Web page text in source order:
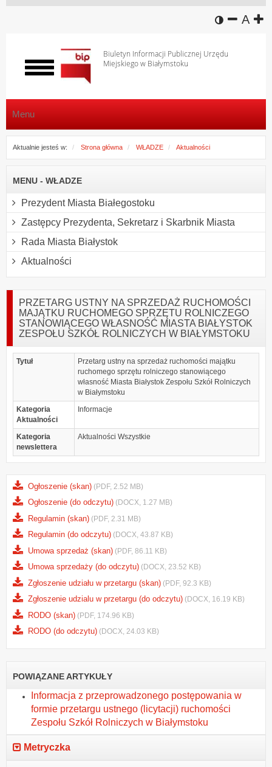
wersja
A
Biuletyn Informacji Publicznej Urzędu
Miejskiego w Białymstoku
Włącz
menu
Menu
Aktualnie jesteś w: Strona główna WŁADZE Aktualności
MENU - WŁADZE
Prezydent Miasta Białegostoku
Zastępcy Prezydenta, Sekretarz i Skarbnik Miasta
Rada Miasta Białystok
Aktualności
PRZETARG USTNY NA SPRZEDAŻ RUCHOMOŚCI
MAJĄTKU RUCHOMEGO SPRZĘTU ROLNICZEGO
STANOWIĄCEGO WŁASNOŚĆ MIASTA BIAŁYSTOK
ZESPOŁU SZKÓŁ ROLNICZYCH W BIAŁYMSTOKU
Tytuł
Przetarg ustny na sprzedaż ruchomości majątku
ruchomego sprzętu rolniczego stanowiącego
własność Miasta Białystok Zespołu Szkół Rolniczych
w Białymstoku
Kategoria
Aktualności
Informacje
Kategoria
newslettera
Aktualności Wszystkie
Ogłoszenie (skan) (PDF, 2.52 MB)
Ogłoszenie (do odczytu) (DOCX, 1.27 MB)
Regulamin (skan) (PDF, 2.31 MB)
Regulamin (do odczytu) (DOCX, 43.87 KB)
Umowa sprzedaż (skan) (PDF, 86.11 KB)
Umowa sprzedaży (do odczytu) (DOCX, 23.52 KB)
Zgłoszenie udziału w przetargu (skan) (PDF, 92.3 KB)
Zgłoszenie udzialu w przetargu (do odczytu) (DOCX, 16.19 KB)
RODO (skan) (PDF, 174.96 KB)
RODO (do odczytu) (DOCX, 24.03 KB)
POWIĄZANE ARTYKUŁY
Informacja z przeprowadzonego postępowania w
formie przetargu ustnego (licytacji) ruchomości
Zespołu Szkół Rolniczych w Białymstoku
Metryczka